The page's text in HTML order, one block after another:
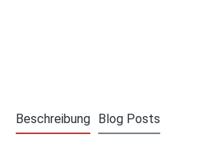
Beschreibung Blog Posts